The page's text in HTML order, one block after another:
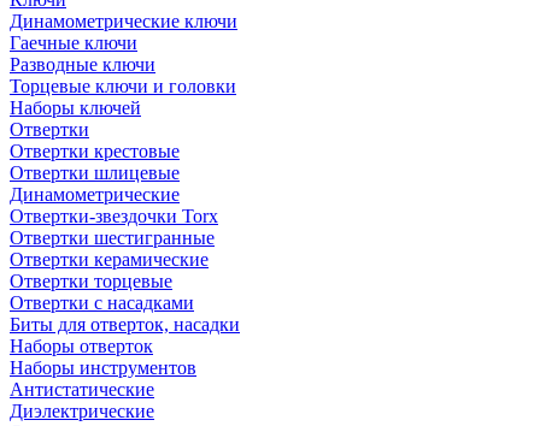
Динамометрические ключи
Гаечные ключи
Разводные ключи
Торцевые ключи и головки
Наборы ключей
Отвертки
Отвертки крестовые
Отвертки шлицевые
Динамометрические
Отвертки-звездочки Torx
Отвертки шестигранные
Отвертки керамические
Отвертки торцевые
Отвертки с насадками
Биты для отверток, насадки
Наборы отверток
Наборы инструментов
Антистатические
Диэлектрические